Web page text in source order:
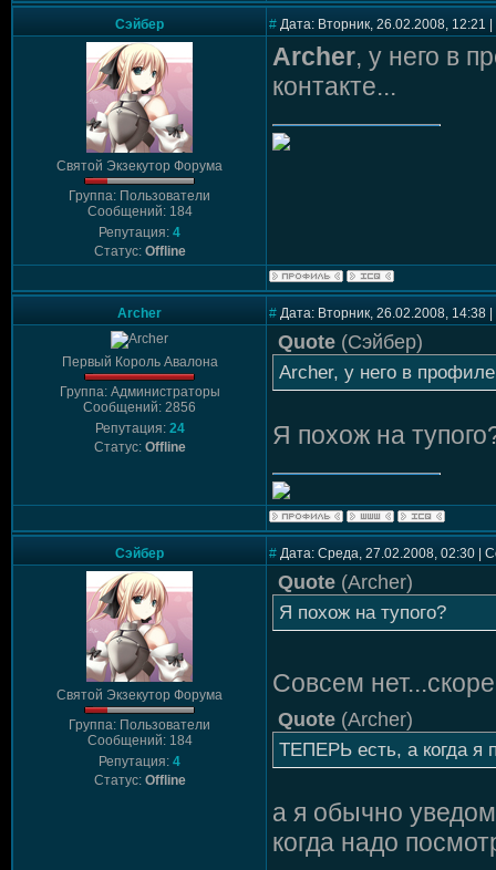
Сэйбер # Дата: Вторник, 26.02.2008,
Святой Экзекутор Форума
Группа: Пользователи
Сообщений: 184
Репутация: 4
Статус: Offline
Archer, у него в
контакте...
Archer # Дата: Вторник, 26.02.2008,
Первый Король Авалона
Группа: Администраторы
Сообщений: 2856
Репутация: 24
Статус: Offline
Quote (Сэйбер)
Archer, у него в
Я похож на
Сэйбер # Дата: Среда, 27.02.2008, 02:30 |
Святой Экзекутор Форума
Группа: Пользователи
Сообщений: 184
Репутация: 4
Статус: Offline
Quote (Archer)
Я похож на тупого?
Совсем
Quote (Archer)
ТЕПЕРЬ есть, а когда я
а я обычно
когда надо